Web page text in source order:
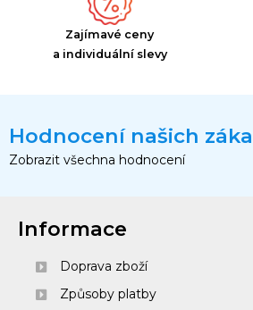
Zajímavé ceny
a individuální slevy
Hodnocení našich
Zobrazit všechna hodnocení
Informace
Doprava zboží
Způsoby platby